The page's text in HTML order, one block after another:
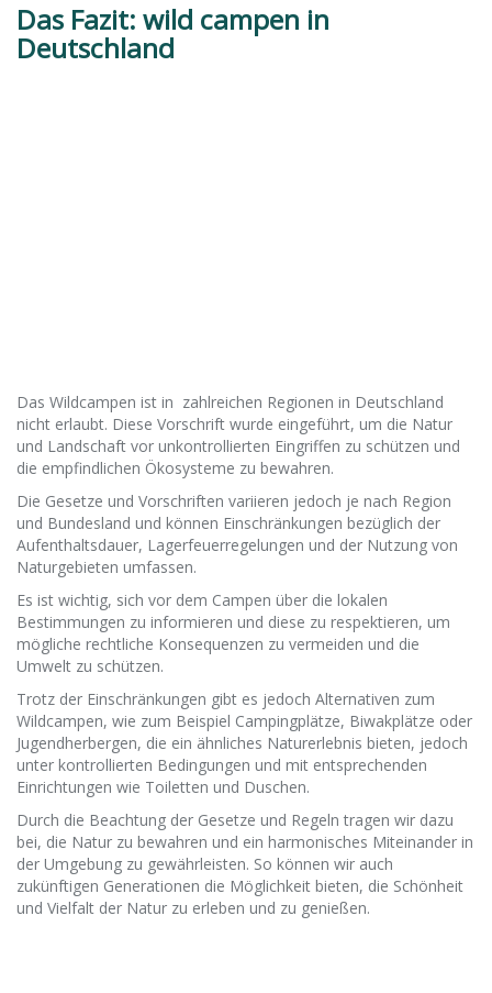
Das Fazit: wild campen in
Deutschland
Das Wildcampen ist in zahlreichen Regionen in Deutschland
nicht erlaubt. Diese Vorschrift wurde eingeführt, um die Natur
und Landschaft vor unkontrollierten Eingriffen zu schützen und
die empfindlichen Ökosysteme zu bewahren.
Die Gesetze und Vorschriften variieren jedoch je nach Region
und Bundesland und können Einschränkungen bezüglich der
Aufenthaltsdauer, Lagerfeuerregelungen und der Nutzung von
Naturgebieten umfassen.
Es ist wichtig, sich vor dem Campen über die lokalen
Bestimmungen zu informieren und diese zu respektieren, um
mögliche rechtliche Konsequenzen zu vermeiden und die
Umwelt zu schützen.
Trotz der Einschränkungen gibt es jedoch Alternativen zum
Wildcampen, wie zum Beispiel Campingplätze, Biwakplätze oder
Jugendherbergen, die ein ähnliches Naturerlebnis bieten, jedoch
unter kontrollierten Bedingungen und mit entsprechenden
Einrichtungen wie Toiletten und Duschen.
Durch die Beachtung der Gesetze und Regeln tragen wir dazu
bei, die Natur zu bewahren und ein harmonisches Miteinander in
der Umgebung zu gewährleisten. So können wir auch
zukünftigen Generationen die Möglichkeit bieten, die Schönheit
und Vielfalt der Natur zu erleben und zu genießen.